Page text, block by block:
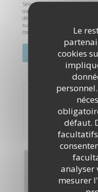
Le
cookies
défaut.
analyser
mesurer
Selon l'article L.223-2 du code
consommateur peut user de
démarchage téléphonique
sur le traitement de vos
confidentialité